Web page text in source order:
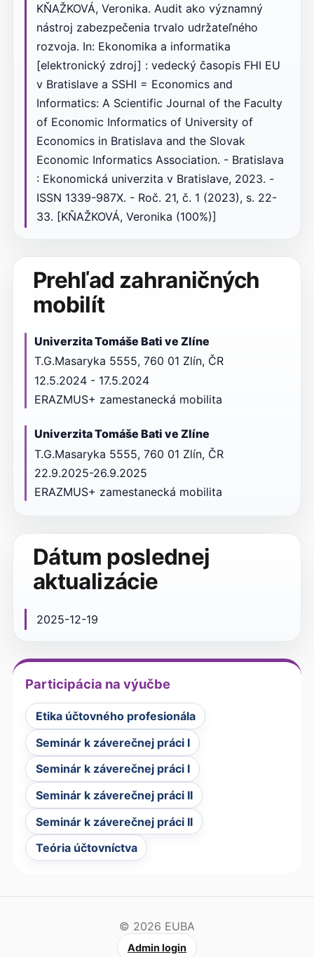
KŇAŽKOVÁ, Veronika. Audit ako významný
nástroj zabezpečenia trvalo udržateľného
rozvoja. In: Ekonomika a informatika
[elektronický zdroj] : vedecký časopis FHI EU
v Bratislave a SSHI = Economics and
Informatics: A Scientific Journal of the Faculty
of Economic Informatics of University of
Economics in Bratislava and the Slovak
Economic Informatics Association. - Bratislava
: Ekonomická univerzita v Bratislave, 2023. -
ISSN 1339-987X. - Roč. 21, č. 1 (2023), s. 22-
33. [KŇAŽKOVÁ, Veronika (100%)]
Prehľad zahraničných
mobilít
Univerzita Tomáše Bati ve Zlíne
T.G.Masaryka 5555, 760 01 Zlín, ČR
12.5.2024 - 17.5.2024
ERAZMUS+ zamestanecká mobilita
Univerzita Tomáše Bati ve Zlíne
T.G.Masaryka 5555, 760 01 Zlín, ČR
22.9.2025-26.9.2025
ERAZMUS+ zamestanecká mobilita
Dátum poslednej
aktualizácie
2025-12-19
Participácia na výučbe
Etika účtovného profesionála
Seminár k záverečnej práci I
Seminár k záverečnej práci I
Seminár k záverečnej práci II
Seminár k záverečnej práci II
Teória účtovníctva
© 2026 EUBA
Admin login